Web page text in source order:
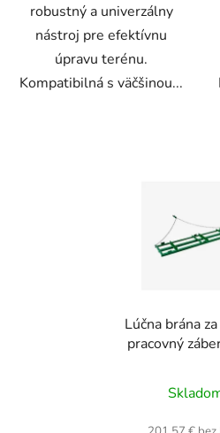
robustný a univerzálny
nástroj pre efektívnu
úpravu terénu.
Kompatibilná s väčšinou...
Lúčna brána
pracovný
× 10 cm,
183 cm